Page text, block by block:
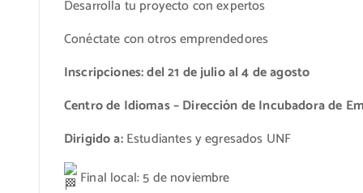
Desarrolla tu proyecto con expertos
Conéctate con otros emprendedores
Inscripciones: del 21 de julio al 4 de agosto
Centro de Idiomas – Dirección de Incubadora de
Dirigido a:Estudiantes y egresados UNF
Final local: 5 de noviembre